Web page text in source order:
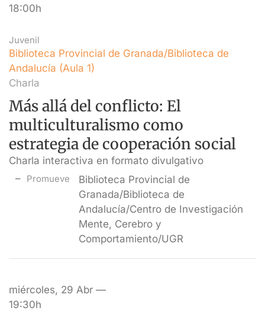
18:00h
Juvenil
Biblioteca Provincial de Granada/Biblioteca de
Andalucía (Aula 1)
Charla
Más allá del conflicto: El
multiculturalismo como
estrategia de cooperación social
Charla interactiva en formato divulgativo
Promueve
Biblioteca Provincial de
Granada/Biblioteca de
Andalucía/Centro de Investigación
Mente, Cerebro y
Comportamiento/UGR
miércoles, 29 Abr —
19:30h